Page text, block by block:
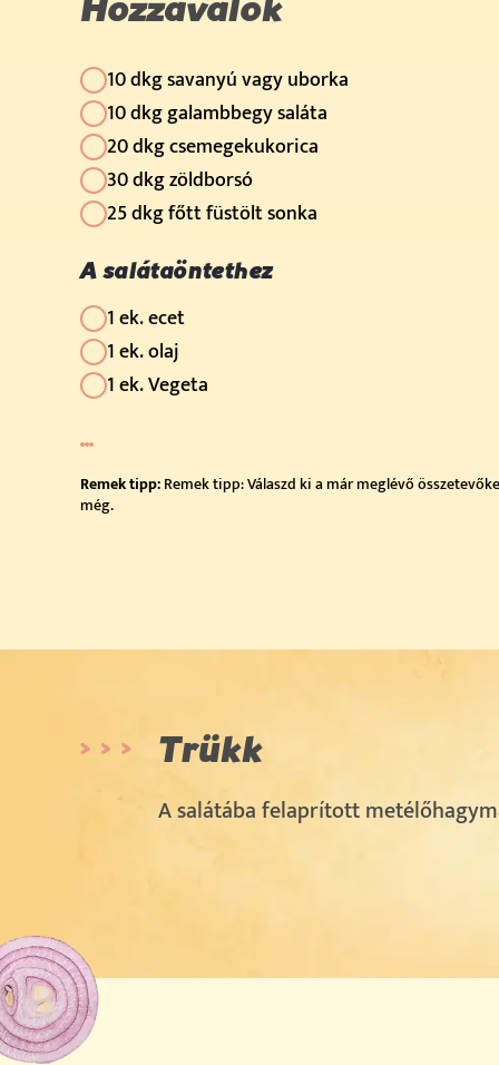
10 dkg savanyú vagy uborka
10 dkg galambbegy saláta
20 dkg csemegekukorica
30 dkg zöldborsó
25 dkg főtt füstölt sonka
A salátaöntethez
1 ek. ecet
1 ek. olaj
1 ek. Vegeta
Remek tipp:Remek tipp: Válaszd ki a már meglévő
még.
Trükk
A salátába felaprított